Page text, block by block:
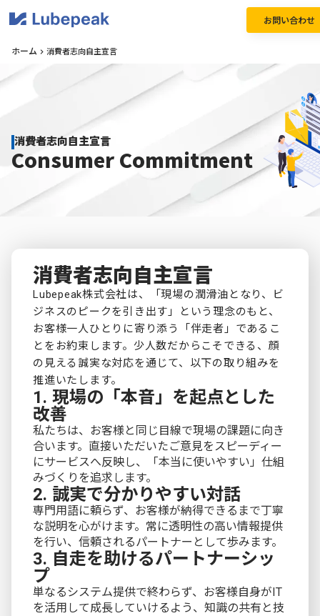
お問い合わせ
ホーム keyboard_arrow_right 消費者志向自主宣言
消費者志向自主宣言
Consumer Commitment
消費者志向自主宣言
Lubepeak株式会社は、「現場の潤滑油となり、ビ
ジネスのピークを引き出す」という理念のもと、
お客様一人ひとりに寄り添う「伴走者」であるこ
とをお約束します。少人数だからこそできる、顔
の見える誠実な対応を通じて、以下の取り組みを
推進いたします。
1. 現場の「本音」を起点とした
改善
私たちは、お客様と同じ目線で現場の課題に向き
合います。直接いただいたご意見をスピーディー
にサービスへ反映し、「本当に使いやすい」仕組
みづくりを追求します。
2. 誠実で分かりやすい対話
専門用語に頼らず、お客様が納得できるまで丁寧
な説明を心がけます。常に透明性の高い情報提供
を行い、信頼されるパートナーとして歩みます。
3. 自走を助けるパートナーシッ
プ
単なるシステム提供で終わらず、お客様自身がIT
を活用して成長していけるよう、知識の共有と技